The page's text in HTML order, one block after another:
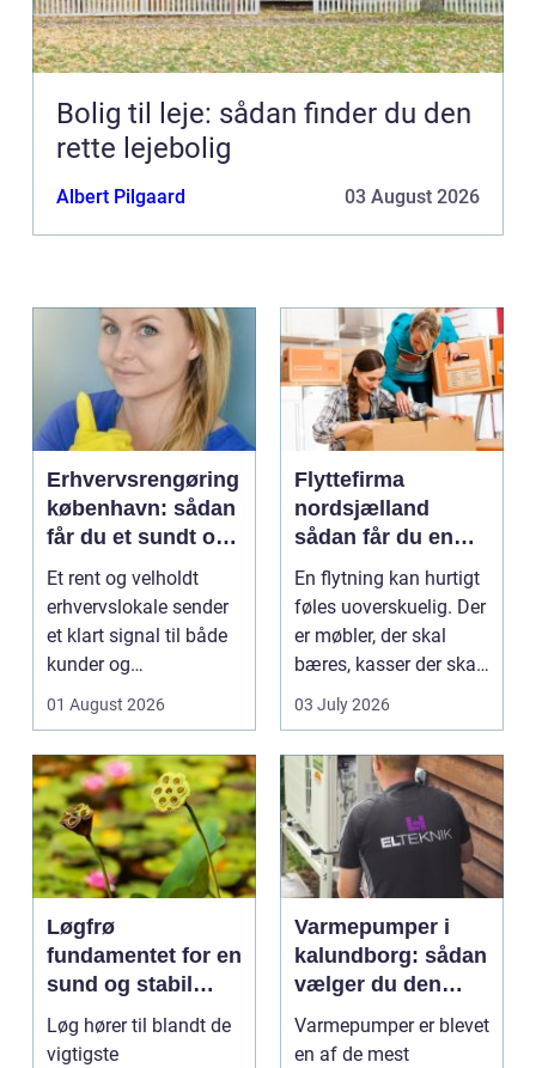
Bolig til leje: sådan finder du den
rette lejebolig
Albert Pilgaard 03 August 2026
Erhvervsrengøring
københavn: sådan
får du et sundt og
professionelt
arbejdsmiljø
Et rent og velholdt
erhvervslokale sender
et klart signal til både
kunder og
medarbejdere. Mange
01 August 2026
Flyttefirma
nordsjælland
sådan får du en
tryg og effektiv
flytning
En flytning kan hurtigt
føles uoverskuelig. Der
er møbler, der skal
bæres, kasser der skal
pakkes, o...
03 July 2026
Løgfrø
fundamentet for en
sund og stabil
løgavl
Løg hører til blandt de
vigtigste
Varmepumper i
kalundborg: sådan
vælger du den
rigtige løsning
Varmepumper er blevet
en af de mest